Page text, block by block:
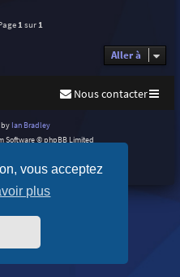
vous acceptez
plus
1sur1
Aller à
Nous contacter
by Ian Bradley
Software © phpBB Limited
|Conditions